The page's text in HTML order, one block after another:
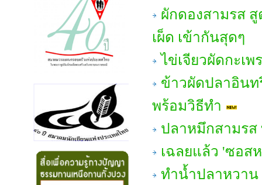
ผักดองสามรส
เผ็ด เข้ากันสุดๆ
ไข่เจียวผัดกะเพ
ข้าวผัดปลาอินท
พร้อมวิธีทำ
ปลาหมึกสามรส
เฉลยแล้ว 'ซอส
ทำน้ำปลาหวาน